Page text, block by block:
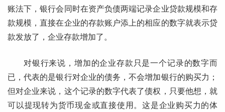
账法下，银行会同时在资产负债两端记录企业贷款规模和存
款规模，直接在企业的存款账户添上的相应的数字就表示贷
款发放了，企业存款增加了。
对银行来说，增加的企业存款只是一个记录的数字而
已，代表的是银行对企业的债务，不会增加银行的购买力；
但对企业来说，这个记录的数字代表了债权，只要他想，就
可以提现转为货币现金或直接使用。这是企业购买力的体